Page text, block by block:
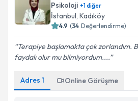
Psikoloji +1diğer
İstanbul, Kadıköy
4.9 (34 Değerlendirme)
Terapiye başlamakta çok zorlandım.
faydalı olur mu bilmiyordum....
Adres 1 Online Görüşme